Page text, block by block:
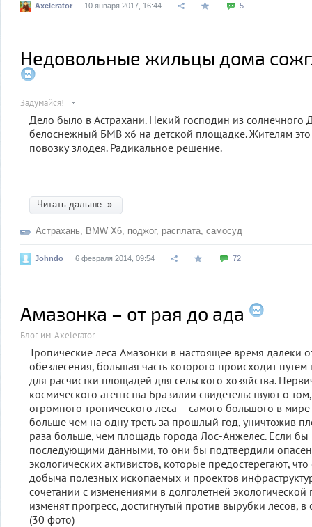
Axelerator 10 января 2017, 16:44 5
Недовольные жильцы дома
Задумайся!
Дело было в Астрахани. Некий господин из солнечного
белоснежный БМВ х6 на детской площадке. Жителям
повозку злодея. Радикальное решение.
Читать дальше »
Астрахань BMW X6 поджог, расплата самосуд
Johndo 6 февраля 2014, 09:54 72
Амазонка – от рая до ада
Блог им. Axelerator
Тропические леса Амазонки в настоящее время далеки
обезлесения, большая часть которого происходит
для расчистки площадей для сельского хозяйства.
космического агентства Бразилии свидетельствуют о
огромного тропического леса – самого большого в
больше чем на одну треть за прошлый год, уничтожив
раза больше, чем площадь города Лос-Анжелес. Если
последующими данными, то они бы подтвердили
экологических активистов, которые предостерегают, что
добыча полезных ископаемых и проектов
сочетании с изменениями в долголетней экологической
изменят прогресс, достигнутый против вырубки лесов,
(30 фото)